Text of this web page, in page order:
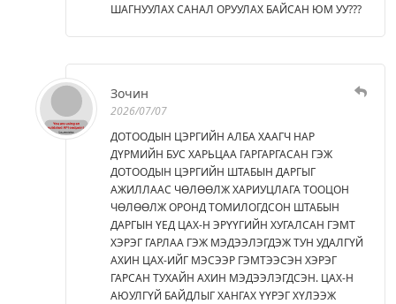
ШАГНУУЛАХ САНАЛ ОРУУЛАХ БАЙСАН ЮМ УУ???
Зочин
2026/07/07
ДОТООДЫН ЦЭРГИЙН АЛБА ХААГЧ НАР
ДҮРМИЙН БУС ХАРЬЦАА ГАРГАРГАСАН ГЭЖ
ДОТООДЫН ЦЭРГИЙН ШТАБЫН ДАРГЫГ
АЖИЛЛААС ЧӨЛӨӨЛЖ ХАРИУЦЛАГА ТООЦОН
ЧӨЛӨӨЛЖ ОРОНД ТОМИЛОГДСОН ШТАБЫН
ДАРГЫН ҮЕД ЦАХ-Н ЭРҮҮГИЙН ХУГАЛСАН ГЭМТ
ХЭРЭГ ГАРЛАА ГЭЖ МЭДЭЭЛЭГДЭЖ ТУН УДАЛГҮЙ
АХИН ЦАХ-ИЙГ МЭСЭЭР ГЭМТЭЭСЭН ХЭРЭГ
ГАРСАН ТУХАЙН АХИН МЭДЭЭЛЭГДСЭН. ЦАХ-Н
АЮУЛГҮЙ БАЙДЛЫГ ХАНГАХ ҮҮРЭГ ХҮЛЭЭЖ